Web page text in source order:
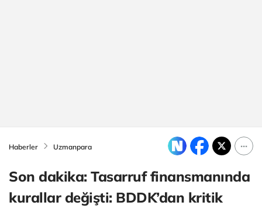
Haberler Uzmanpara
Son dakika: Tasarruf finansmanında
kurallar değişti: BDDK’dan kritik